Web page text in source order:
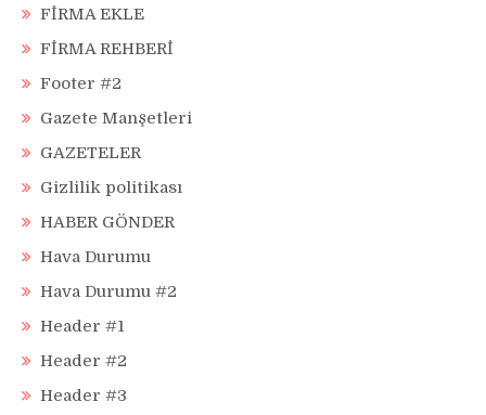
FİRMA EKLE
FİRMA REHBERİ
Footer #2
Gazete Manşetleri
GAZETELER
Gizlilik politikası
HABER GÖNDER
Hava Durumu
Hava Durumu #2
Header #1
Header #2
Header #3